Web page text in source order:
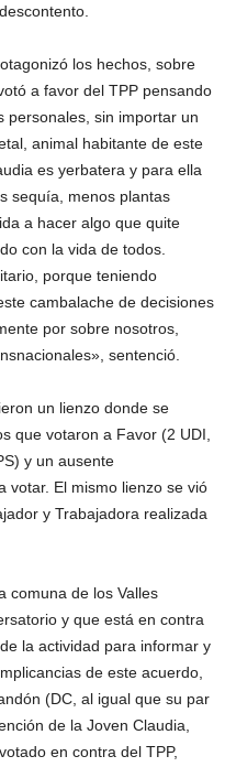
los hechos, sobre
a favor del TPP pensando
personales, sin importar un
animal habitante de este
es yerbatera y para ella
sequía, menos plantas
a hacer algo que quite
con la vida de todos.
porque teniendo
cambalache de decisiones
por sobre nosotros,
sentenció.
un lienzo donde se
que votaron a Favor (2 UDI,
y un ausente
votar. El mismo lienzo se vió
y Trabajadora realizada
comuna de los Valles
y que está en contra
la actividad para informar y
de este acuerdo,
(DC, al igual que su par
de la Joven Claudia,
en contra del TPP,